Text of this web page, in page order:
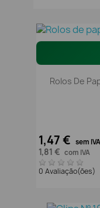
Rolos De
1,47 € sem IVA
1,81 € com IVA
0 Avaliação(ões)